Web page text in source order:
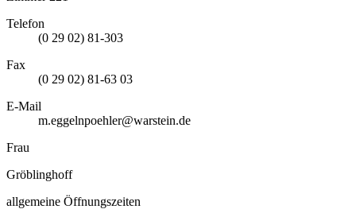
Telefon
(0 29 02) 81-303
Fax
(0 29 02) 81-63 03
E-Mail
m.eggelnpoehler@warstein.de
Frau
Gröblinghoff
allgemeine Öffnungszeiten